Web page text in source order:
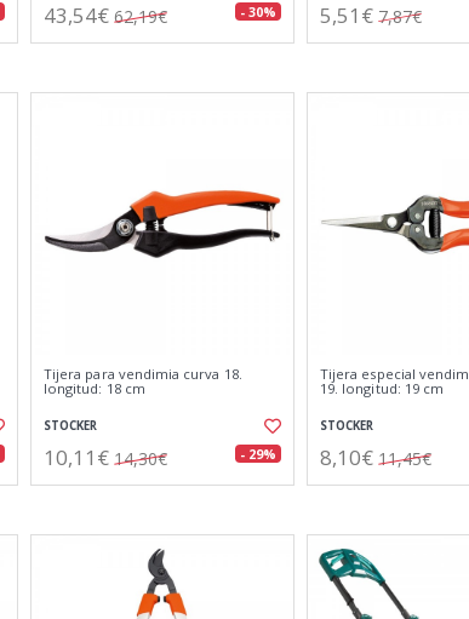
43,54€ 62,19€ - 30% 5,51€ 7,87€
Tijera para vendimia curva 18.
longitud: 18 cm
STOCKER
10,11€ 14,30€ - 29%
Tijera especial
19. longitud: 19 cm
STOCKER
8,10€ 11,45€